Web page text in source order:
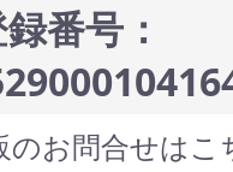
番号：
のお問合せはこ